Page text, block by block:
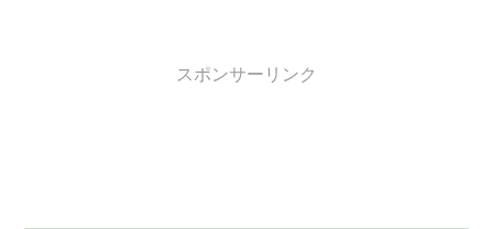
スポンサーリンク